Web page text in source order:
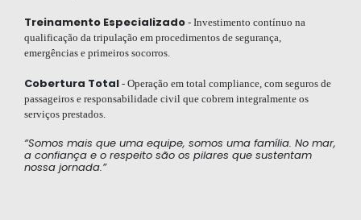
Treinamento Especializado - Investimento contínuo na
qualificação da tripulação em procedimentos de segurança,
emergências e primeiros socorros.
Cobertura Total - Operação em total compliance, com seguros de
passageiros e responsabilidade civil que cobrem integralmente os
serviços prestados.
“Somos mais que uma equipe, somos uma família. No mar,
a confiança e o respeito são os pilares que sustentam
nossa jornada.”